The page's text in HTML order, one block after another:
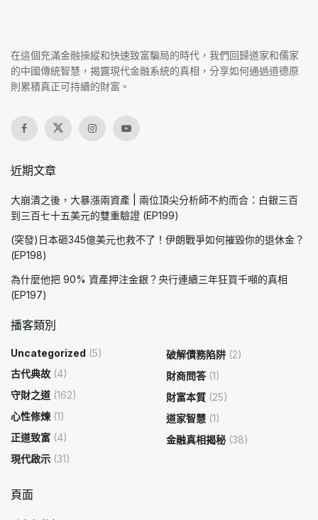
在這個充滿金融操縱和快速致富騙局的時代，我們回歸道家和儒家
的中國傳統智慧，揭露現代金融系統的真相，分享如何通過道德原
則累積真正可持續的財富。
近期文章
大崩潰之後，大暴漲兩資產 | 兩位頂尖分析師不約而合：白銀三百
到三百七十五美元的雙重驗證 (EP199)
(突發)日本砸345億美元也救不了！伊朗戰爭如何摧毀你的退休金？
(EP198)
為什麼他把 90% 資產押注金銀？央行連續三年狂買千噸的真相
(EP197)
播客類別
Uncategorized (5)
古代典故 (4)
守財之道 (162)
心性修煉 (1)
正道致富 (4)
現代啟示 (31)
破解債務陷阱 (2)
財商問答(1)
財富本質 (25)
道家智慧 (1)
金融真相揭秘 (38)
頁面